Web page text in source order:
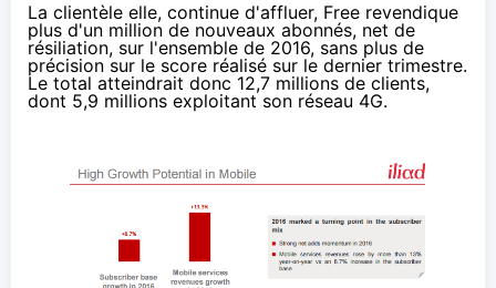
La clientèle elle, continue d'affluer, Free revendique
plus d'un million de nouveaux abonnés, net de
résiliation, sur l'ensemble de 2016, sans plus de
précision sur le score réalisé sur le dernier trimestre.
Le total atteindrait donc 12,7 millions de clients,
dont 5,9 millions exploitant son réseau 4G.